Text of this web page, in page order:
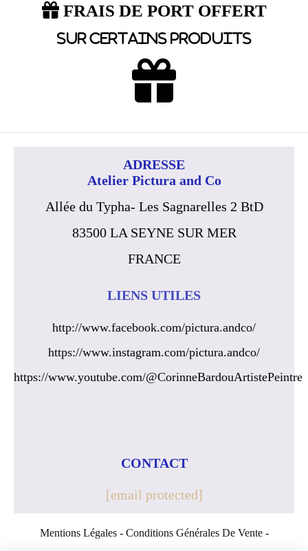
 FRAIS DE PORT OFFERT
SUR CERTAINS PRODUITS

ADRESSE
Atelier Pictura and Co
Allée du Typha- Les Sagnarelles 2 BtD
83500 LA SEYNE SUR MER
FRANCE
LIENS UTILES
http://www.facebook.com/pictura.andco/
https://www.instagram.com/pictura.andco/
https://www.youtube.com/@CorinneBardouArtistePeintre
CONTACT
[email protected]
Mentions Légales Conditions Générales De Vente